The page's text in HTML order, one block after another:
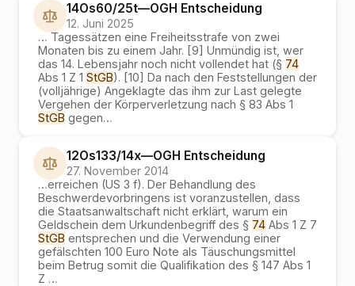
14Os60/25t—OGH Entscheidung
12. Juni 2025
…Tagessätzen eine Freiheitsstrafe von zwei
Monaten bis zu einem Jahr. [9] Unmündig ist, wer
das 14. Lebensjahr noch nicht vollendet hat (§ 74
Abs 1 Z 1 StGB). [10] Da nach den Feststellungen der
(volljährige) Angeklagte das ihm zur Last gelegte
Vergehen der Körperverletzung nach § 83 Abs 1
StGB gegen…
12Os133/14x—OGH Entscheidung
27. November 2014
…erreichen (US 3 f). Der Behandlung des
Beschwerdevorbringens ist voranzustellen, dass
die Staatsanwaltschaft nicht erklärt, warum ein
Geldschein dem Urkundenbegriff des § 74 Abs 1 Z 7
StGB entsprechen und die Verwendung einer
gefälschten 100 Euro Note als Täuschungsmittel
beim Betrug somit die Qualifikation des § 147 Abs 1
Z …